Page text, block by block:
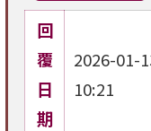
回
覆
日
期
2026-01-
10:21